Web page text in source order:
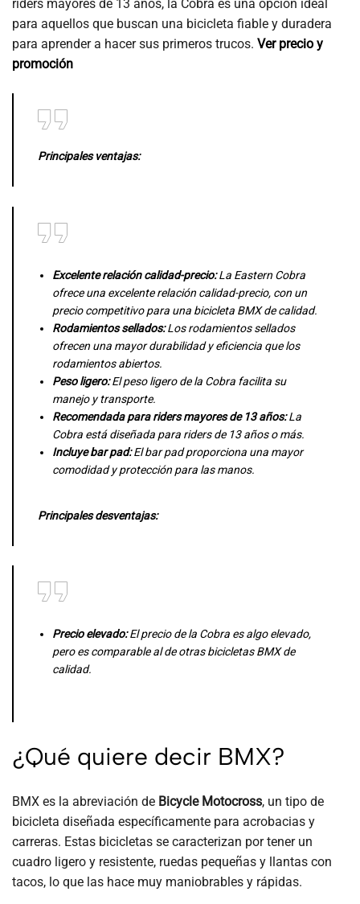
riders mayores de 13 años, la Cobra es una opción ideal
para aquellos que buscan una bicicleta fiable y duradera
para aprender a hacer sus primeros trucos. Ver precio y
promoción
Principales ventajas:
Excelente relación calidad-precio:La Eastern Cobra
ofrece una excelente relación calidad-precio, con un
precio competitivo para una bicicleta BMX de calidad.
Rodamientos sellados:Los rodamientos sellados
ofrecen una mayor durabilidad y eficiencia que los
rodamientos abiertos.
Peso ligero:El peso ligero de la Cobra facilita su
manejo y transporte.
Recomendada para riders mayores de 13 años:La
Cobra está diseñada para riders de 13 años o más.
Incluye bar pad:El bar pad proporciona una mayor
comodidad y protección para las manos.
Principales desventajas:
Precio elevado:El precio de la Cobra es algo elevado,
pero es comparable al de otras bicicletas BMX de
calidad.
¿Qué quiere decir BMX?
BMX es la abreviación de Bicycle Motocross, un tipo de
bicicleta diseñada específicamente para acrobacias y
carreras. Estas bicicletas se caracterizan por tener un
cuadro ligero y resistente, ruedas pequeñas y llantas con
tacos, lo que las hace muy maniobrables y rápidas.